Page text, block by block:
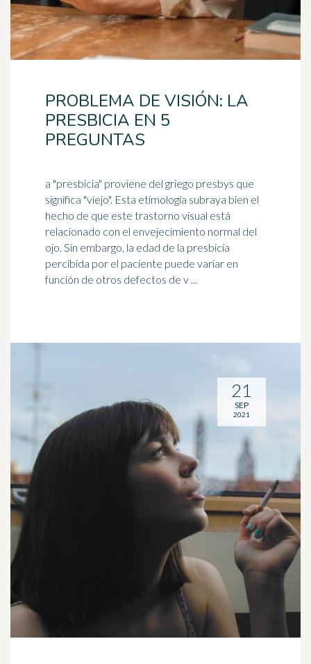
PROBLEMA DE VISIÓN: LA
PRESBICIA EN 5
PREGUNTAS
a "presbicia" proviene del griego presbys que
significa "viejo". Esta etimología subraya bien el
hecho de que este trastorno visual está
relacionado con el envejecimiento normal del
ojo. Sin embargo, la edad de la presbicia
percibida por el paciente puede variar en
función de otros defectos de v ...
21
SEP
2021